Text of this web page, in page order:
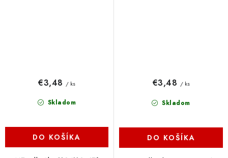
Skladom
€3,48 / ks
DO KOŠÍKA
Skladom
€3,48 / ks
DO KOŠÍKA